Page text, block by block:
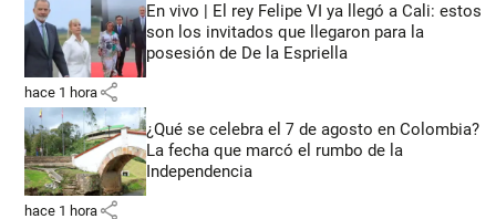
En vivo | El rey Felipe VI ya llegó a Cali: estos
son los invitados que llegaron para la
posesión de De la Espriella
hace 1 hora share
¿Qué se celebra el 7 de agosto en Colombia?
La fecha que marcó el rumbo de la
Independencia
hace 1 hora share